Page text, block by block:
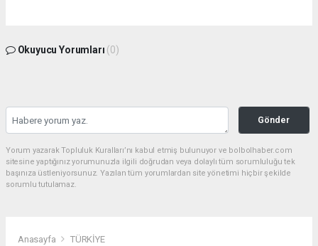
Okuyucu Yorumları (0)
Gönder
Yorum yazarak Topluluk Kuralları’nı kabul etmiş bulunuyor ve bolbolhaber.com
sitesine yaptığınız yorumunuzla ilgili doğrudan veya dolaylı tüm sorumluluğu tek
başınıza üstleniyorsunuz. Yazılan tüm yorumlardan site yönetimi hiçbir şekilde
sorumlu tutulamaz.
Anasayfa TÜRKİYE